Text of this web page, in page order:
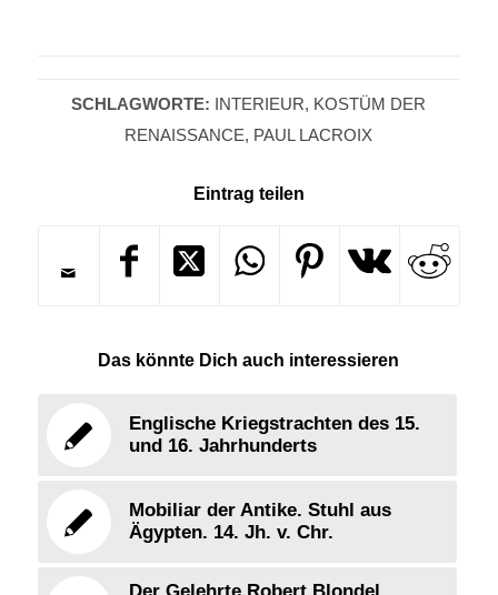
SCHLAGWORTE: INTERIEUR, KOSTÜM DER
RENAISSANCE, PAUL LACROIX
Eintrag teilen
Das könnte Dich auch interessieren
Englische Kriegstrachten des 15.
und 16. Jahrhunderts
Mobiliar der Antike. Stuhl aus
Ägypten. 14. Jh. v. Chr.